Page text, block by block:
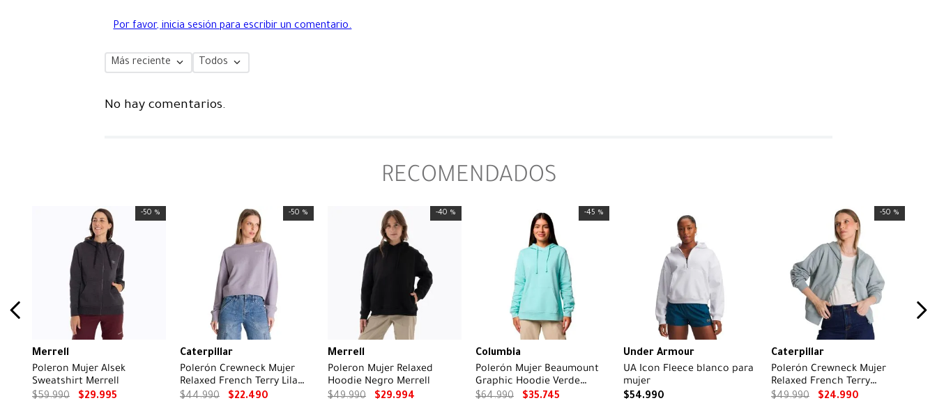
Por favor, inicia sesión para escribir un comentario.
Más reciente Todos
No hay comentarios.
RECOMENDADOS
-50 %
Merrell
Poleron Mujer Alsek
Sweatshirt Merrell
$59.990 $29.995
-50 %
Caterpillar
Polerón Crewneck Mujer
Relaxed French Terry Lila
CAT
$44.990 $22.490
-40 %
Merrell
Poleron Mujer Relaxed
Hoodie Negro Merrell
$49.990 $29.994
-45 %
Columbia
Polerón Mujer Beaumount
Graphic Hoodie Verde
Columbia
$64.990 $35.745
Under Armour
UA Icon Fleece blanco para
mujer
$54.990
-50 %
Caterpillar
Polerón Crewneck Mujer
Relaxed French Terry
Celeste CAT
$49.990 $24.990